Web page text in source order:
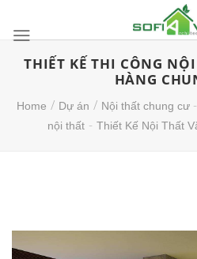
content
THIẾT KẾ THI CÔNG
HÀNG
Home / Dự án / Nội thất chung cư -
nội thất - Thiết Kế Nội Thất